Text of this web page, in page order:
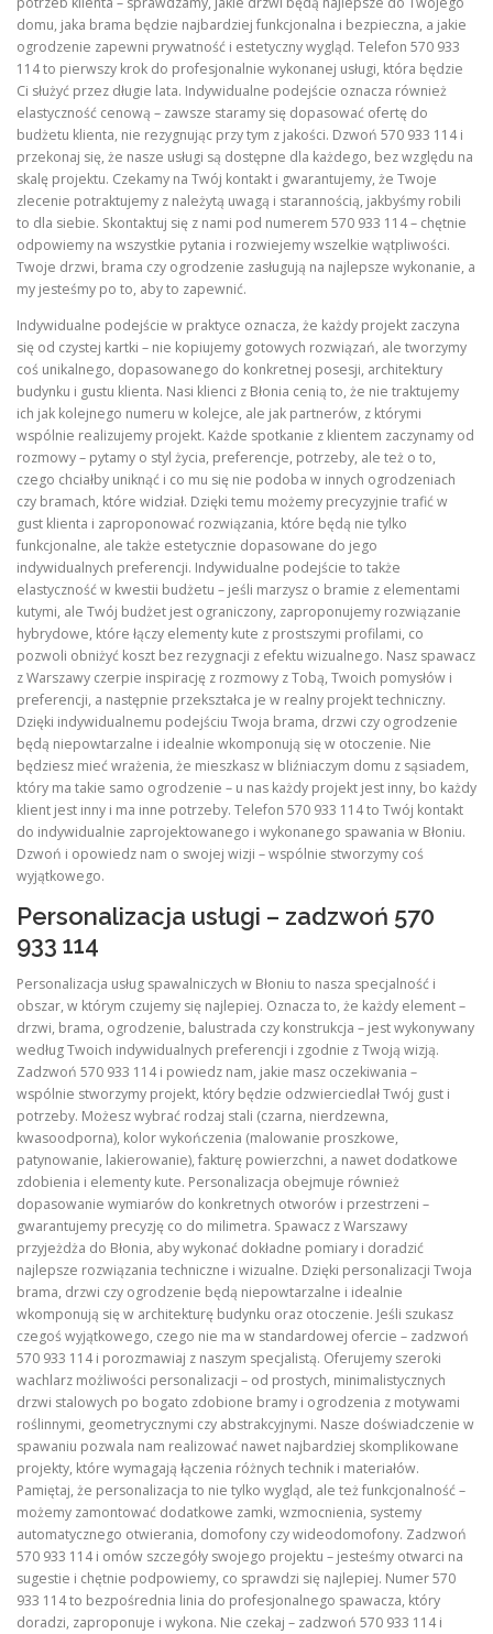
domu, jaka brama będzie najbardziej funkcjonalna i bezpieczna, a jakie
ogrodzenie zapewni prywatność i estetyczny wygląd. Telefon 570 933
114 to pierwszy krok do profesjonalnie wykonanej usługi, która będzie
Ci służyć przez długie lata. Indywidualne podejście oznacza również
elastyczność cenową – zawsze staramy się dopasować ofertę do
budżetu klienta, nie rezygnując przy tym z jakości. Dzwoń 570 933 114 i
przekonaj się, że nasze usługi są dostępne dla każdego, bez względu na
skalę projektu. Czekamy na Twój kontakt i gwarantujemy, że Twoje
zlecenie potraktujemy z należytą uwagą i starannością, jakbyśmy robili
to dla siebie. Skontaktuj się z nami pod numerem 570 933 114 – chętnie
odpowiemy na wszystkie pytania i rozwiejemy wszelkie wątpliwości.
Twoje drzwi, brama czy ogrodzenie zasługują na najlepsze wykonanie, a
my jesteśmy po to, aby to zapewnić.
Indywidualne podejście w praktyce oznacza, że każdy projekt zaczyna
się od czystej kartki – nie kopiujemy gotowych rozwiązań, ale tworzymy
coś unikalnego, dopasowanego do konkretnej posesji, architektury
budynku i gustu klienta. Nasi klienci z Błonia cenią to, że nie traktujemy
ich jak kolejnego numeru w kolejce, ale jak partnerów, z którymi
wspólnie realizujemy projekt. Każde spotkanie z klientem zaczynamy od
rozmowy – pytamy o styl życia, preferencje, potrzeby, ale też o to,
czego chciałby uniknąć i co mu się nie podoba w innych ogrodzeniach
czy bramach, które widział. Dzięki temu możemy precyzyjnie trafić w
gust klienta i zaproponować rozwiązania, które będą nie tylko
funkcjonalne, ale także estetycznie dopasowane do jego
indywidualnych preferencji. Indywidualne podejście to także
elastyczność w kwestii budżetu – jeśli marzysz o bramie z elementami
kutymi, ale Twój budżet jest ograniczony, zaproponujemy rozwiązanie
hybrydowe, które łączy elementy kute z prostszymi profilami, co
pozwoli obniżyć koszt bez rezygnacji z efektu wizualnego. Nasz spawacz
z Warszawy czerpie inspirację z rozmowy z Tobą, Twoich pomysłów i
preferencji, a następnie przekształca je w realny projekt techniczny.
Dzięki indywidualnemu podejściu Twoja brama, drzwi czy ogrodzenie
będą niepowtarzalne i idealnie wkomponują się w otoczenie. Nie
będziesz mieć wrażenia, że mieszkasz w bliźniaczym domu z sąsiadem,
który ma takie samo ogrodzenie – u nas każdy projekt jest inny, bo każdy
klient jest inny i ma inne potrzeby. Telefon 570 933 114 to Twój kontakt
do indywidualnie zaprojektowanego i wykonanego spawania w Błoniu.
Dzwoń i opowiedz nam o swojej wizji – wspólnie stworzymy coś
wyjątkowego.
Personalizacja usługi – zadzwoń 570
933 114
Personalizacja usług spawalniczych w Błoniu to nasza specjalność i
obszar, w którym czujemy się najlepiej. Oznacza to, że każdy element –
drzwi, brama, ogrodzenie, balustrada czy konstrukcja – jest wykonywany
według Twoich indywidualnych preferencji i zgodnie z Twoją wizją.
Zadzwoń 570 933 114 i powiedz nam, jakie masz oczekiwania –
wspólnie stworzymy projekt, który będzie odzwierciedlał Twój gust i
potrzeby. Możesz wybrać rodzaj stali (czarna, nierdzewna,
kwasoodporna), kolor wykończenia (malowanie proszkowe,
patynowanie, lakierowanie), fakturę powierzchni, a nawet dodatkowe
zdobienia i elementy kute. Personalizacja obejmuje również
dopasowanie wymiarów do konkretnych otworów i przestrzeni –
gwarantujemy precyzję co do milimetra. Spawacz z Warszawy
przyjeżdża do Błonia, aby wykonać dokładne pomiary i doradzić
najlepsze rozwiązania techniczne i wizualne. Dzięki personalizacji Twoja
brama, drzwi czy ogrodzenie będą niepowtarzalne i idealnie
wkomponują się w architekturę budynku oraz otoczenie. Jeśli szukasz
czegoś wyjątkowego, czego nie ma w standardowej ofercie – zadzwoń
570 933 114 i porozmawiaj z naszym specjalistą. Oferujemy szeroki
wachlarz możliwości personalizacji – od prostych, minimalistycznych
drzwi stalowych po bogato zdobione bramy i ogrodzenia z motywami
roślinnymi, geometrycznymi czy abstrakcyjnymi. Nasze doświadczenie w
spawaniu pozwala nam realizować nawet najbardziej skomplikowane
projekty, które wymagają łączenia różnych technik i materiałów.
Pamiętaj, że personalizacja to nie tylko wygląd, ale też funkcjonalność –
możemy zamontować dodatkowe zamki, wzmocnienia, systemy
automatycznego otwierania, domofony czy wideodomofony. Zadzwoń
570 933 114 i omów szczegóły swojego projektu – jesteśmy otwarci na
sugestie i chętnie podpowiemy, co sprawdzi się najlepiej. Numer 570
933 114 to bezpośrednia linia do profesjonalnego spawacza, który
doradzi, zaproponuje i wykona. Nie czekaj – zadzwoń 570 933 114 i